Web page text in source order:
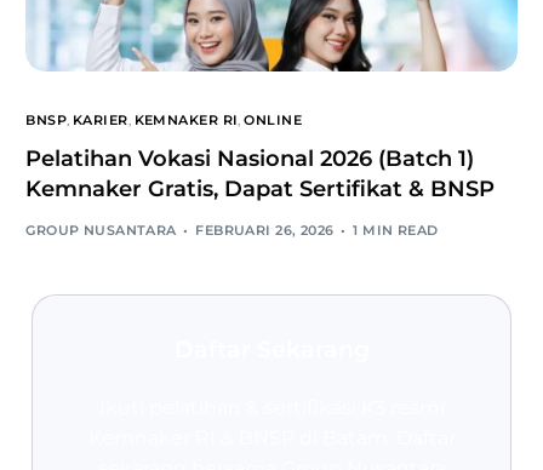
BNSP, KARIER KEMNAKER RI ,ONLINE
Pelatihan Vokasi Nasional 2026 (Batch 1)
Kemnaker Gratis, Dapat Sertifikat & BNSP
GROUP NUSANTARA FEBRUARI 26, 2026 1 MIN READ